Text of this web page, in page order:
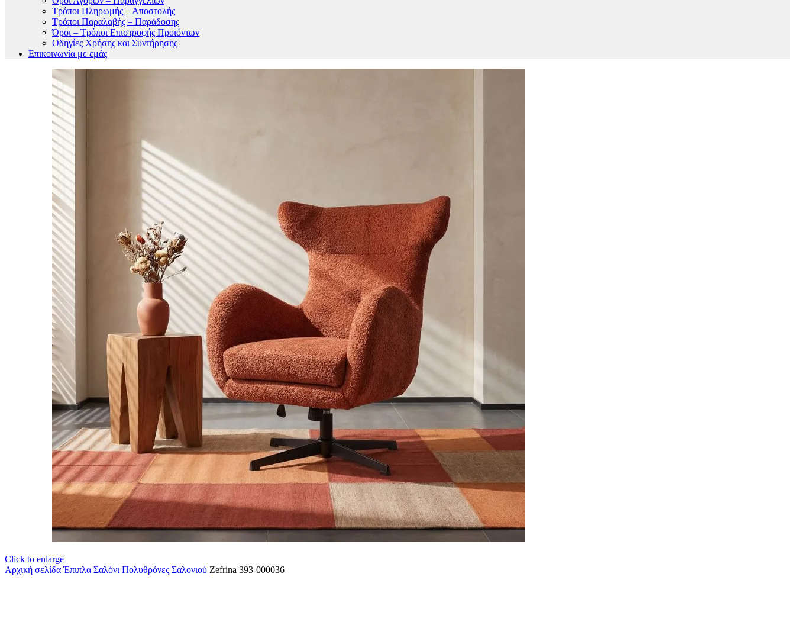
Τρόποι Πληρωμής – Αποστολής
Τρόποι Παραλαβής – Παράδοσης
Όροι – Τρόποι Επιστροφής Προϊόντων
Οδηγίες Χρήσης και Συντήρησης
Επικοινωνία με εμάς
Click to enlarge
Αρχική σελίδαΈπιπλα Σαλόνι Πολυθρόνες Σαλονιού Zefrina 393-000036